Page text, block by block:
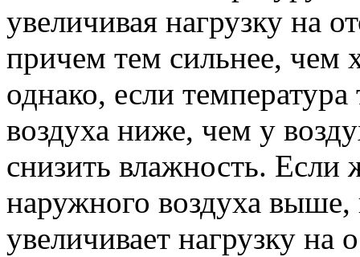
увеличивая нагрузку на
причем тем сильнее, чем
однако, если
воздуха ниже, чем у
снизить влажность. Если
наружного воздуха выше,
увеличивает нагрузку на